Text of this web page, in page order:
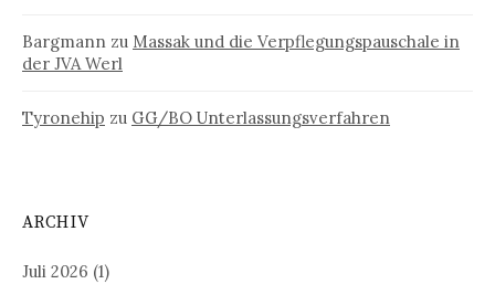
Bargmann zu Massak und die Verpflegungspauschale in
der JVA Werl
Tyronehip zu GG/BO Unterlassungsverfahren
ARCHIV
Juli 2026 (1)